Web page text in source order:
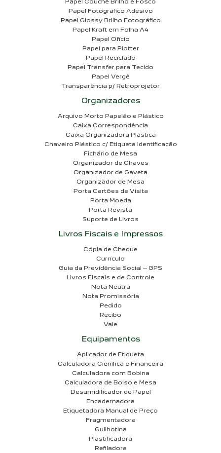
Papel Fotografico Adesivo
Papel Glossy Brilho Fotográfico
Papel Kraft em Folha A4
Papel Ofício
Papel para Plotter
Papel Reciclado
Papel Transfer para Tecido
Papel Vergê
Transparência p/ Retroprojetor
Organizadores
Arquivo Morto Papelão e Plástico
Caixa Correspondência
Caixa Organizadora Plástica
Chaveiro Plástico c/ Etiqueta Identificação
Fichário de Mesa
Organizador de Chaves
Organizador de Gaveta
Organizador de Mesa
Porta Cartões de Visita
Porta Moeda
Porta Revista
Suporte de Livros
Livros Fiscais e Impressos
Cópia de Cheque
Currículo
Guia da Previdência Social – GPS
Livros Fiscais e de Controle
Nota Neutra
Nota Promissória
Pedido
Recibo
Vale
Equipamentos
Aplicador de Etiqueta
Calculadora Cienífica e Financeira
Calculadora com Bobina
Calculadora de Bolso e Mesa
Desumidificador de Papel
Encadernadora
Etiquetadora Manual de Preço
Fragmentadora
Guilhotina
Plastificadora
Refiladora